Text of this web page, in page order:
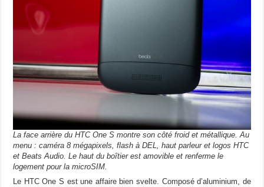
La face arrière du HTC One S montre son côté froid et métallique. Au
menu : caméra 8 mégapixels, flash à DEL, haut parleur et logos HTC
et Beats Audio. Le haut du boîtier est amovible et renferme le
logement pour la microSIM.
Le HTC One S est une affaire bien svelte. Composé d’aluminium, de